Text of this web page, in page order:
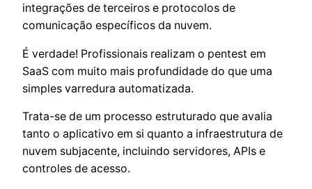
integrações de terceiros e protocolos de
comunicação específicos da nuvem.
É verdade! Profissionais realizam o pentest em
SaaS com muito mais profundidade do que uma
simples varredura automatizada.
Trata-se de um processo estruturado que avalia
tanto o aplicativo em si quanto a infraestrutura de
nuvem subjacente, incluindo servidores, APIs e
controles de acesso.